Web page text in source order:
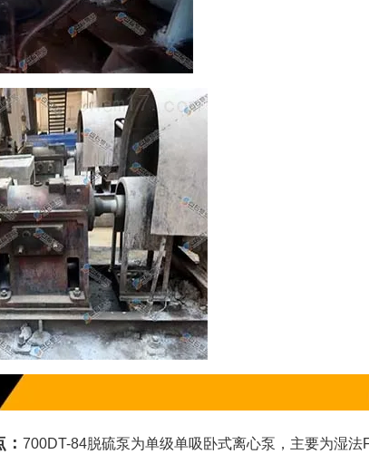
700DT-84脱硫泵为单级单吸卧式离心泵，主要为湿